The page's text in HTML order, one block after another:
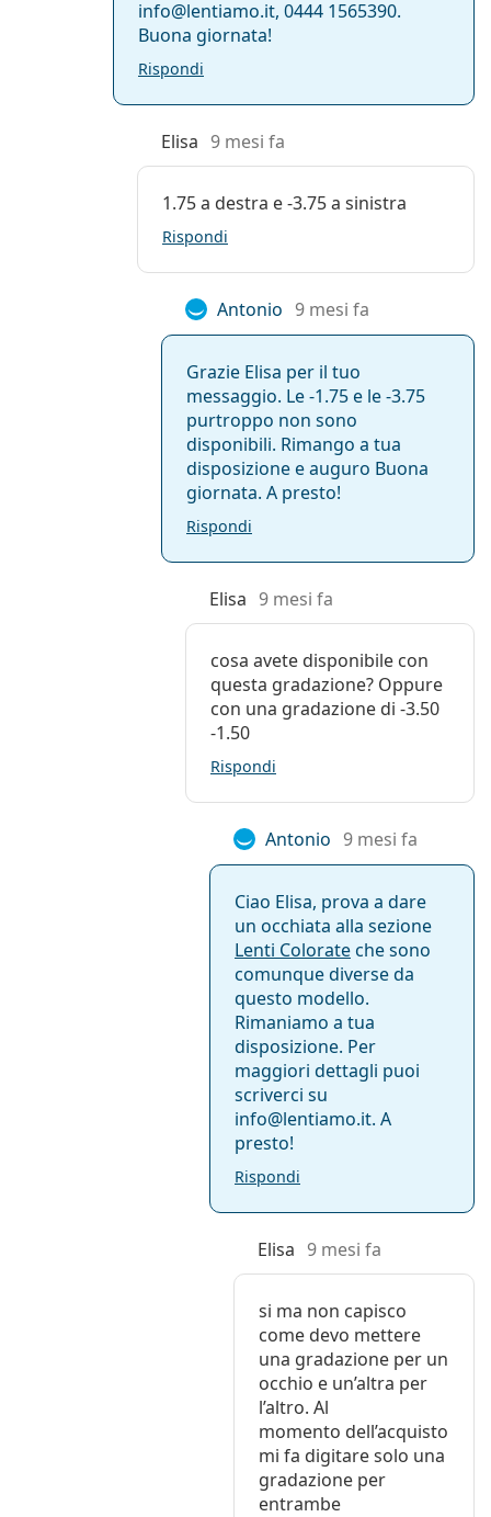
info@lentiamo.it, 0444 1565390.
Buona giornata!
Rispondi
Elisa 9 mesi fa
1.75 a destra e -3.75 a sinistra
Rispondi
Antonio 9 mesi fa
Grazie Elisa per il tuo
messaggio. Le -1.75 e le -3.75
purtroppo non sono
disponibili. Rimango a tua
disposizione e auguro Buona
giornata. A presto!
Rispondi
Elisa 9 mesi fa
cosa avete disponibile con
questa gradazione? Oppure
con una gradazione di -3.50
-1.50
Rispondi
Antonio 9 mesi fa
Ciao Elisa, prova a dare
un occhiata alla sezione
Lenti Colorateche sono
comunque diverse da
questo modello.
Rimaniamo a tua
disposizione. Per
maggiori dettagli puoi
scriverci su
info@lentiamo.it. A
presto!
Rispondi
Elisa 9 mesi fa
si ma non capisco
come devo mettere
una gradazione per un
occhio e un’altra per
l’altro. Al
momento dell’acquisto
mi fa digitare solo una
gradazione per
entrambe